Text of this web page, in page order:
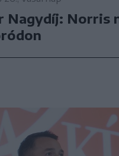
Nagydíj: Norris